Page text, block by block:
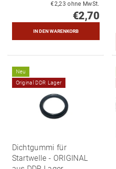
€2,23 ohne MwSt.
€2,70
Neu
Original DDR Lager
Dichtgummi für
Startwelle - ORIGINAL